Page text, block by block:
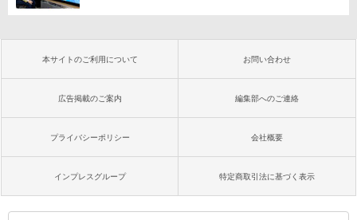
本サイトのご利用について お問い合わせ
広告掲載のご案内 編集部へのご連絡
プライバシーポリシー 会社概要
インプレスグループ 特定商取引法に基づく表示